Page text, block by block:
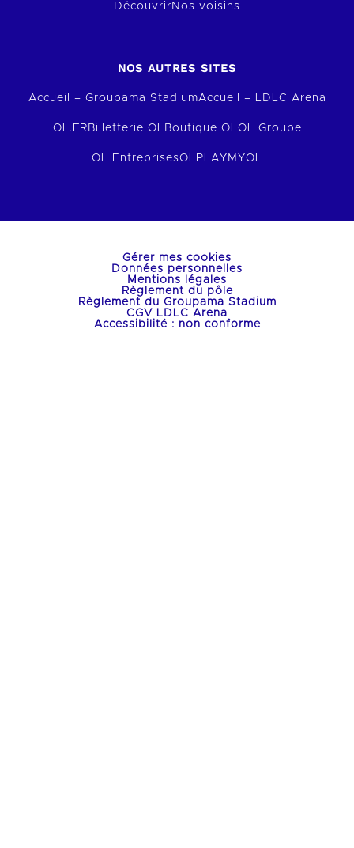
Découvrir Nos voisins
NOS AUTRES SITES
Accueil – Groupama StadiumAccueil – LDLC Arena
OL.FR Billetterie OL Boutique OLOL Groupe
OL EntreprisesOLPLAY MYOL
Gérer mes cookies
Données personnelles
Mentions légales
Règlement du pôle
Règlement du Groupama Stadium
CGV LDLC Arena
Accessibilité : non conforme